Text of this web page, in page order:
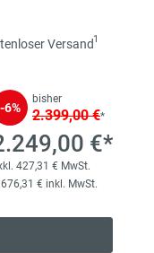
Versand1
-6%
bisher
2.399,00 €*
€*
427,31 € MwSt.
€ inkl. MwSt.